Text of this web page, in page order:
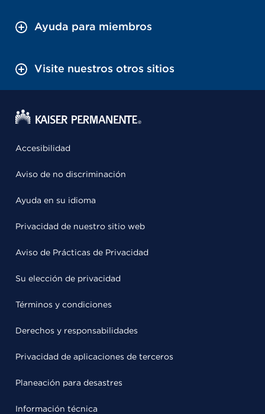
Ayuda para miembros
Visite nuestros otros sitios
Accesibilidad
Aviso de no discriminación
Ayuda en su idioma
Privacidad de nuestro sitio web
Aviso de Prácticas de Privacidad
Su elección de privacidad
Términos y condiciones
Derechos y responsabilidades
Privacidad de aplicaciones de terceros
Planeación para desastres
Información técnica